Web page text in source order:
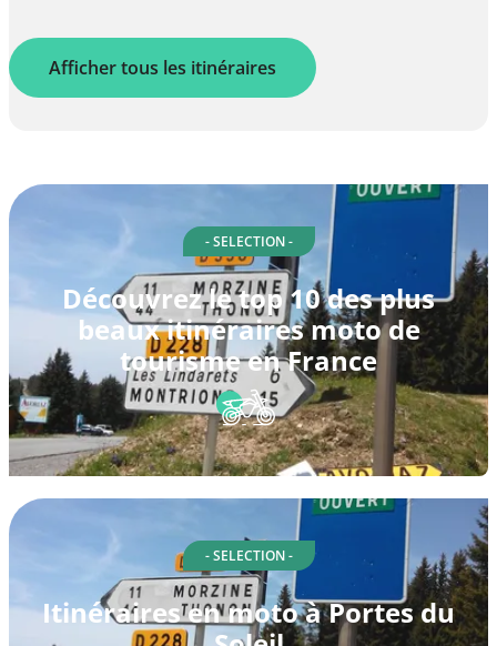
Afficher tous les itinéraires
- SELECTION -
Découvrez le top 10 des plus
beaux itinéraires moto de
tourisme en France
- SELECTION -
Itinéraires en moto à Portes du